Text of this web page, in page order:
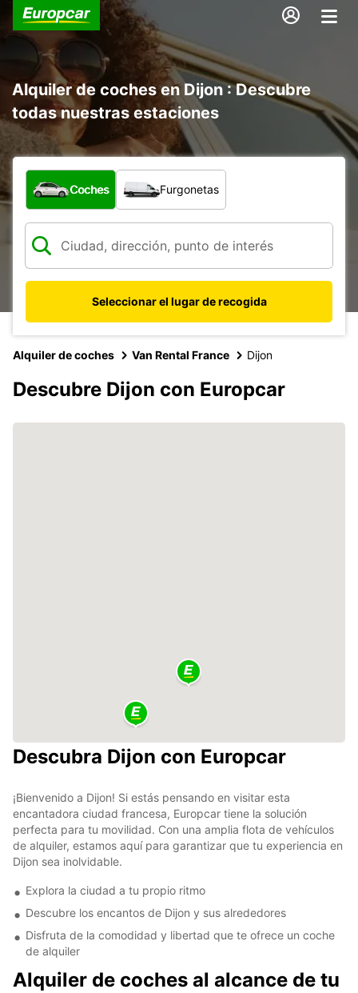
Alquiler de coches en Dijon : Descubre
todas nuestras estaciones
¿Qué tipo de vehículo?
Coches Furgonetas
Seleccionar el lugar de recogida
Alquiler de coches Van Rental France Dijon
Descubre Dijon con Europcar
Descubra Dijon con Europcar
¡Bienvenido a Dijon! Si estás pensando en visitar esta
encantadora ciudad francesa, Europcar tiene la solución
perfecta para tu movilidad. Con una amplia flota de vehículos
de alquiler, estamos aquí para garantizar que tu experiencia en
Dijon sea inolvidable.
Explora la ciudad a tu propio ritmo
Descubre los encantos de Dijon y sus alrededores
Disfruta de la comodidad y libertad que te ofrece un coche
de alquiler
Alquiler de coches al alcance de tu